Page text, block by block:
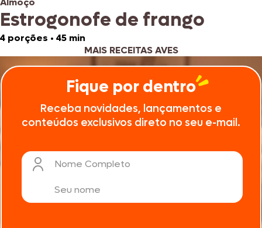
Estrogonofe de frango
4 porções • 45 min
MAIS RECEITAS AVES
Fique por dentro
Receba novidades, lançamentos e
conteúdos exclusivos direto no seu e-mail.
Nome Completo